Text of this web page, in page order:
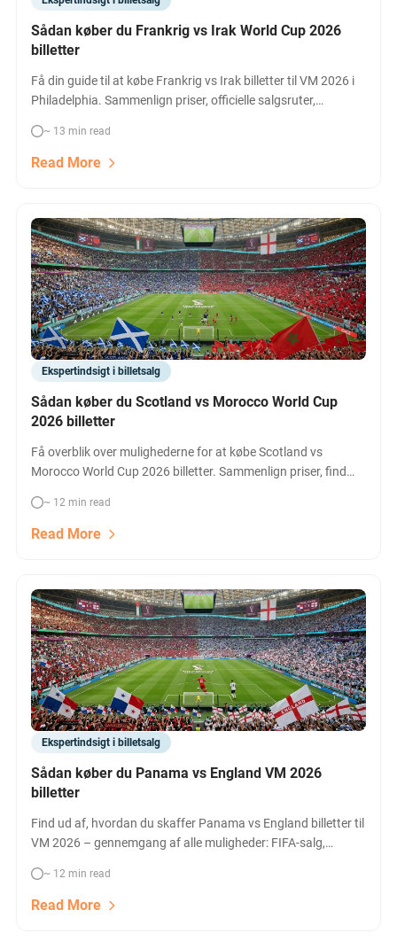
Sådan køber du Frankrig vs Irak World Cup 2026
billetter
Få din guide til at købe Frankrig vs Irak billetter til VM 2026 i
Philadelphia. Sammenlign priser, officielle salgsruter,
denne topkamp.
~ 13 min read
Read More
Ekspertindsigt i billetsalg
Sådan køber du Scotland vs Morocco World Cup
2026 billetter
Få overblik over mulighederne for at købe Scotland vs
Morocco World Cup 2026 billetter. Sammenlign priser, find
fodboldbrag i Boston.
~ 12 min read
Read More
Ekspertindsigt i billetsalg
Sådan køber du Panama vs England VM 2026
billetter
Find ud af, hvordan du skaffer Panama vs England billetter til
VM 2026 – gennemgang af alle muligheder: FIFA-salg,
plads nu.
~ 12 min read
Read More